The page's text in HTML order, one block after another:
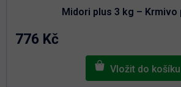
Midori plus 3 kg – Krmivo
je
5,0
776 Kč